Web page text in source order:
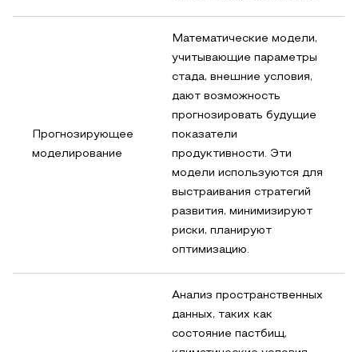
Прогнозирующее
моделирование
Математические модели,
учитывающие параметры
стада, внешние условия,
дают возможность
прогнозировать будущие
показатели
продуктивности. Эти
модели используются для
выстраивания стратегий
развития, минимизируют
риски, планируют
оптимизацию.
Анализ пространственных
данных, таких как
состояние пастбищ,